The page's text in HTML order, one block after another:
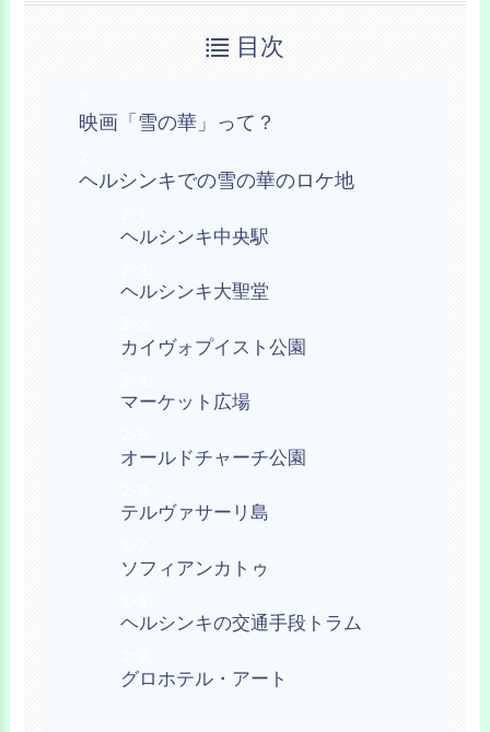
目次
映画「雪の華」って？
ヘルシンキでの雪の華のロケ地
ヘルシンキ中央駅
ヘルシンキ大聖堂
カイヴォプイスト公園
マーケット広場
オールドチャーチ公園
テルヴァサーリ島
ソフィアンカトゥ
ヘルシンキの交通手段トラム
グロホテル・アート